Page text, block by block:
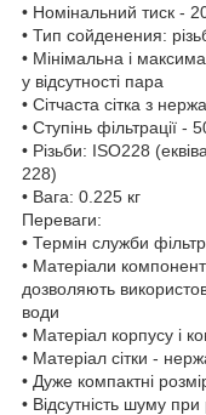
• Номінальний тиск -
• Тип сойденения:
• Мінімальна і
у відсутності пара
• Сітчаста сітка з
• Ступінь фільтрації -
• Різьби: ISO228
228)
• Вага: 0.225 кг
Переваги:
• Термін служби
• Матеріали
дозволяють
води
• Матеріал корпусу і
• Матеріал сітки -
• Дуже компактні
• Відсутність шуму при